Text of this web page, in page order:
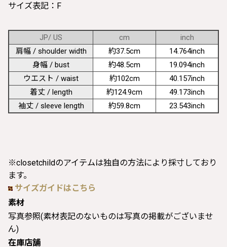
サイズ表記：F
JP/ US cm
inch
肩幅 / shoulder width
約37.5cm
14.764inch
身幅 / bust
約48.5cm
19.094inch
ウエスト / waist
約102cm
40.157inch
着丈 / length
約124.9cm
49.173inch
袖丈 / sleeve length
約59.8cm 23.543inch
※closetchildのアイテムは独自の方法により採寸しており
ます。
サイズガイドはこちら
素材
写真参照(素材表記のないものは写真の掲載がございませ
ん)
在庫店舗